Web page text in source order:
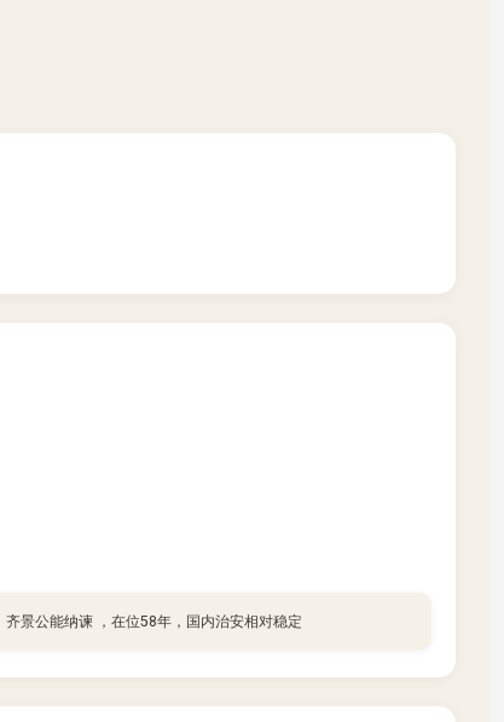
景公能纳谏 ，在位58年，国内治安相对稳定